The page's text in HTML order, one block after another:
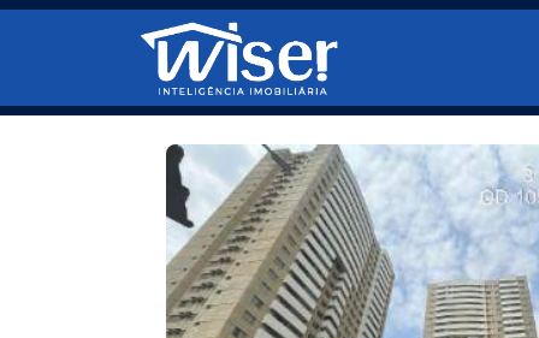
Pular para o conteúdo principal